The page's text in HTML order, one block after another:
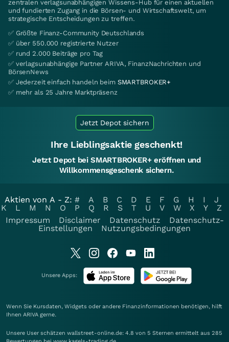
zentralen verlagsunabhängigen Wissens-Hub für einen aktuellen
und fundierten Zugang in die Börsen- und Wirtschaftswelt, um
strategische Entscheidungen zu treffen.
✅ Größte Finanz-Community Deutschlands
✅ über 550.000 registrierte Nutzer
✅ rund 2.000 Beiträge pro Tag
✅ verlagsunabhängige Partner ARIVA, FinanzNachrichten und
BörsenNews
✅ Jederzeit einfach handeln beim SMARTBROKER+
✅ mehr als 25 Jahre Marktpräsenz
Jetzt Depot sichern
Ihre Lieblingsaktie geschenkt!
Jetzt Depot bei SMARTBROKER+ eröffnen und
Willkommensgeschenk sichern.
Aktien von A - Z: # A B C D E F G H I
J
K
L M N O P Q R S T U V W X Y
Z
Impressum
Disclaimer Datenschutz
Datenschutz-
Einstellungen
Nutzungsbedingungen
Unsere Apps:
Wenn Sie Kursdaten, Widgets oder andere Finanzinformationen benötigen, hilft
Ihnen ARIVA gerne.
Unsere User schätzen wallstreet-online.de: 4.8 von 5 Sternen ermittelt aus 285